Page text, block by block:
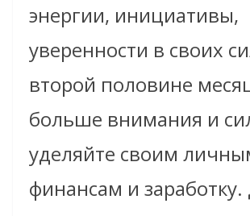
энергии, инициативы,
уверенности в своих
второй половине
больше внимания и
уделяйте своим
финансам и заработку.